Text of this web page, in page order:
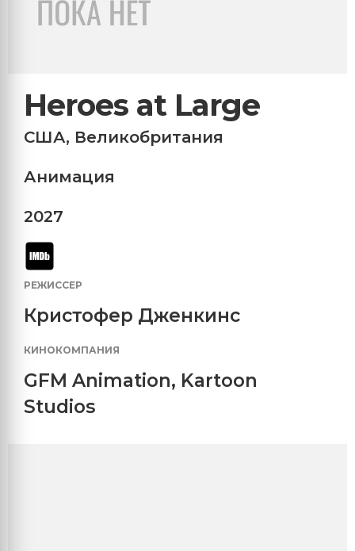
Heroes at Large
США, Великобритания
Анимация
2027
РЕЖИССЕР
Кристофер Дженкинс
КИНОКОМПАНИЯ
GFM Animation, Kartoon
Studios